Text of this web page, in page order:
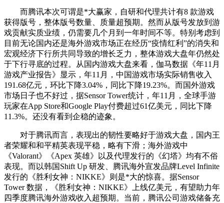
而腾讯本次可谓是*大赢家，自研和代理共计有8 款游戏
获得版号，整体版号数量、质量超预期。然而从版号发放到游
戏贡献实质业绩，仍需要几个月到一年时间不等。特别考虑到
目前无论国内还是海外游戏市场正在经历“疫情红利”的消失和
宏观经济下行所共同导致的增长乏力，整体游戏大盘年仍然处
于下行寻底的过程。从国内游戏大盘来看，伽马数据《年11月
游戏产业报告》显示，年11月，中国游戏市场实际销售收入
191.68亿元，环比下降3.04%，同比下降19.23%。而国外游戏
市场日子也不好过，据Sensor Tower统计，年11月，全球手游
玩家在App Store和Google Play付费超过61亿美元，同比下降
11.3%。还没有看到企稳的迹象。
对于腾讯而言，表现出的韧性要略好于游戏大盘，国内王
者荣耀和和平精英表现平稳，略有下滑；海外游戏中
《Valorant》《Apex 英雄》以及代理发行的《幻塔》均有不俗
表现。而以韩国Shift Up 研发、腾讯海外宣发品牌Level Infinite
发行的《胜利女神：NIKKE》则是*大的惊喜。据Sensor
Tower 数据，《胜利女神：NIKKE》上线亿美元，有望助力年
四季度腾讯海外游戏收入超预期。当前，腾讯公司游戏储备充